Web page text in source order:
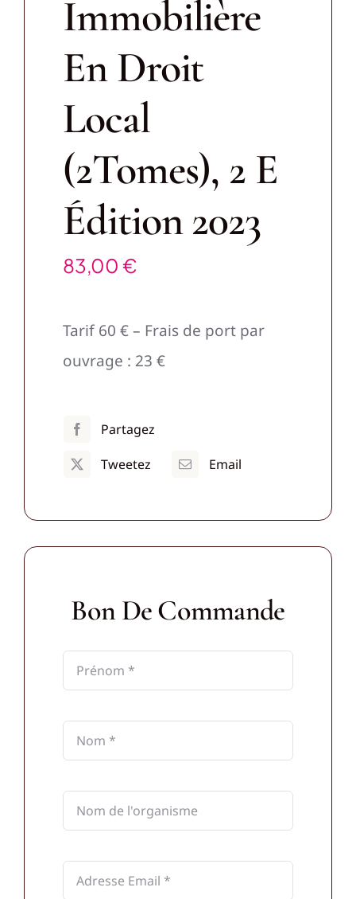
Immobilière
En Droit
Local
(2Tomes), 2 E
Édition 2023
83,00 €
Tarif 60 € – Frais de port par
ouvrage : 23 €
Partagez
Tweetez
Email
Bon De Commande